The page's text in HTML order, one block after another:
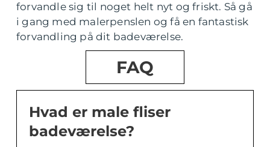
forvandle sig til noget helt nyt og friskt. Så gå
i gang med malerpenslen og få en fantastisk
forvandling på dit badeværelse.
FAQ
Hvad er male fliser
badeværelse?